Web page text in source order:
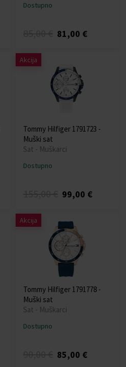
Dostupno
81,00 €
Akcija
Tommy Hilfiger 1791723 -
Muški sat
Sat - Muškarci
Dostupno
99,00 €
Akcija
Tommy Hilfiger 1791778 -
Muški sat
Sat - Muškarci
Dostupno
85,00 €